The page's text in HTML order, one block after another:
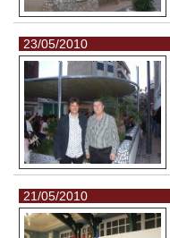
23/05/2010
21/05/2010